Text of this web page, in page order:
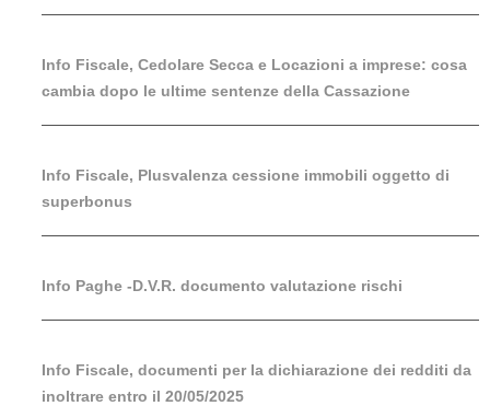
Info Fiscale, Cedolare Secca e Locazioni a imprese: cosa
cambia dopo le ultime sentenze della Cassazione
Info Fiscale, Plusvalenza cessione immobili oggetto di
superbonus
Info Paghe -D.V.R. documento valutazione rischi
Info Fiscale, documenti per la dichiarazione dei redditi da
inoltrare entro il 20/05/2025